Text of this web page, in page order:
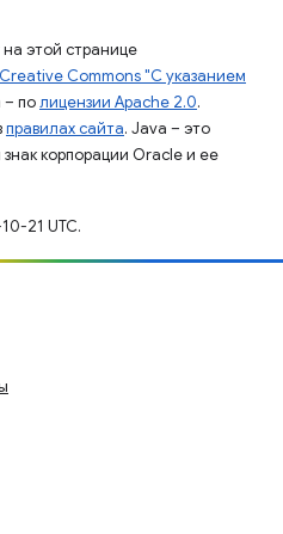
этой странице
Commons "С указанием
– полицензии Apache 2.0.
правилах сайта. Java – это
корпорации Oracle и ее
21 UTC.